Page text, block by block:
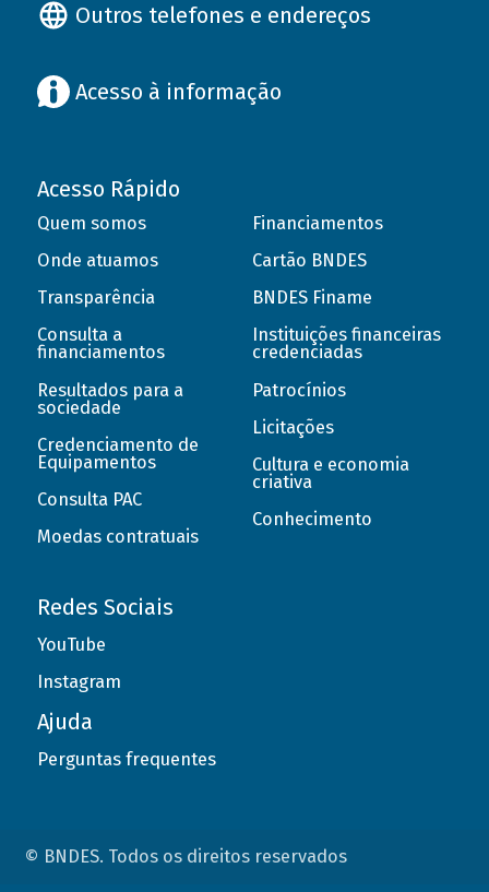
Outros telefones e endereços
Acesso à informação
Acesso Rápido
Quem somos
Onde atuamos
Transparência
Consulta a
financiamentos
Resultados para a
sociedade
Credenciamento de
Equipamentos
Consulta PAC
Moedas contratuais
Financiamentos
Cartão BNDES
BNDES Finame
Instituições financeiras
credenciadas
Patrocínios
Licitações
Cultura e economia
criativa
Conhecimento
Redes Sociais
YouTube
Instagram
Ajuda
Perguntas frequentes
© BNDES. Todos os direitos reservados